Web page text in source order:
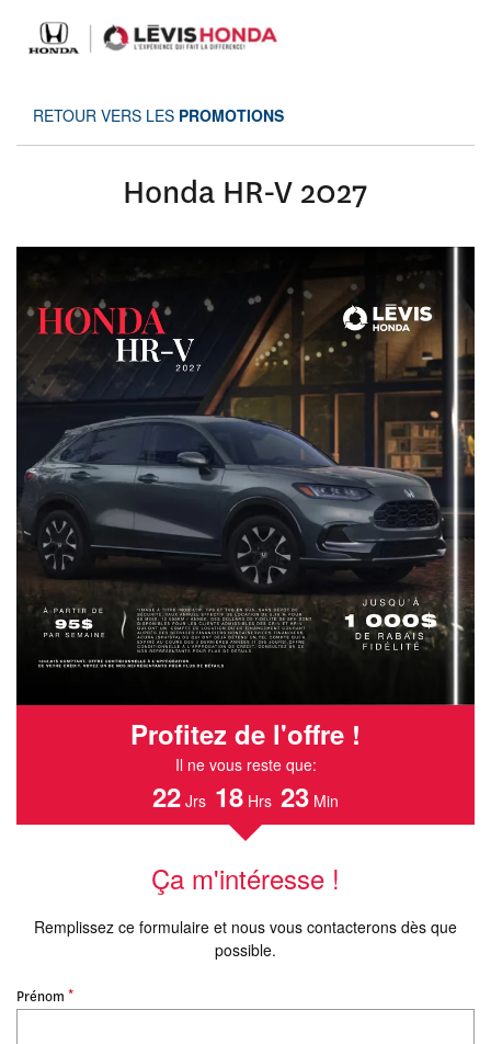
RETOUR VERS LES PROMOTIONS
Honda HR-V 2027
Profitez de l'offre !
Il ne vous reste que:
22 Jrs 18 Hrs 23 Min
Ça m'intéresse !
Remplissez ce formulaire et nous vous contacterons dès que
possible.
Prénom *